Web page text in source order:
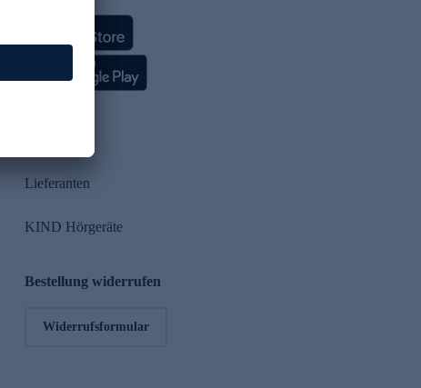
Lieferanten
KIND Hörgeräte
Bestellung widerrufen
Widerrufsformular